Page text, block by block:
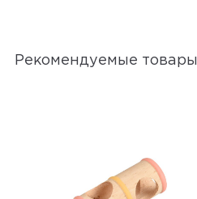
Рекомендуемые товары